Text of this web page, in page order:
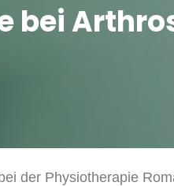
bei
der Physiotherapie